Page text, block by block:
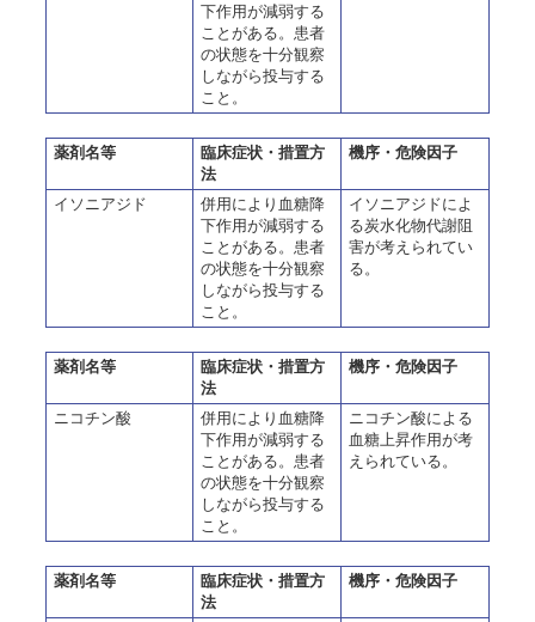
下作用が減弱する
ことがある。患者
の状態を十分観察
しながら投与する
こと。
薬剤名等
臨床症状・措置方
法
機序・危険因子
イソニアジド
併用により血糖降
下作用が減弱する
ことがある。患者
の状態を十分観察
しながら投与する
こと。
イソニアジドによ
る炭水化物代謝阻
害が考えられてい
る。
薬剤名等
臨床症状・措置方
法
機序・危険因子
ニコチン酸
併用により血糖降
下作用が減弱する
ことがある。患者
の状態を十分観察
しながら投与する
こと。
ニコチン酸による
血糖上昇作用が考
えられている。
薬剤名等
臨床症状・措置方
法
機序・危険因子